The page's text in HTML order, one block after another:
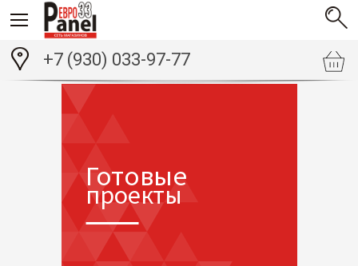
+7 (930) 033-97-77
Готовые
проекты